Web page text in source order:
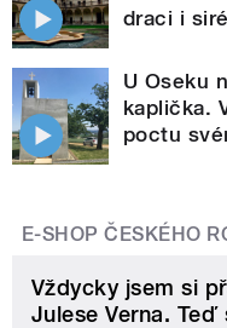
draci i
U Oseku
kaplička.
poctu
E-SHOP ČESKÉHO
Vždycky jsem si
Julese Verna.